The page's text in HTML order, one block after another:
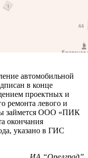
автомобильной
в конце
проектных и
ремонта левого и
займется ООО «ПИК
окончания
указано в ГИС